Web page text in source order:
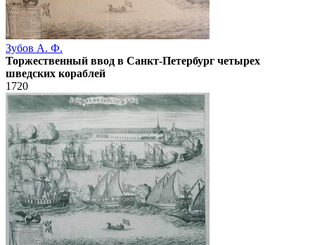
Зубов А. Ф.
Торжественный ввод в Санкт-Петербург четырех
шведских кораблей
1720